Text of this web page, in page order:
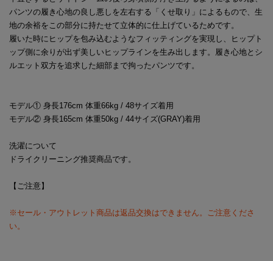
パンツの履き心地の良し悪しを左右する「くせ取り」によるもので、生
地の余裕をこの部分に持たせて立体的に仕上げているためです。
履いた時にヒップを包み込むようなフィッティングを実現し、ヒップト
ップ側に余りが出ず美しいヒップラインを生み出します。履き心地とシ
ルエット双方を追求した細部まで拘ったパンツです。
モデル① 身長176cm 体重66kg / 48サイズ着用
モデル② 身長165cm 体重50kg / 44サイズ(GRAY)着用
洗濯について
ドライクリーニング推奨商品です。
【ご注意】
※セール・アウトレット商品は返品交換はできません。ご注意くださ
い。